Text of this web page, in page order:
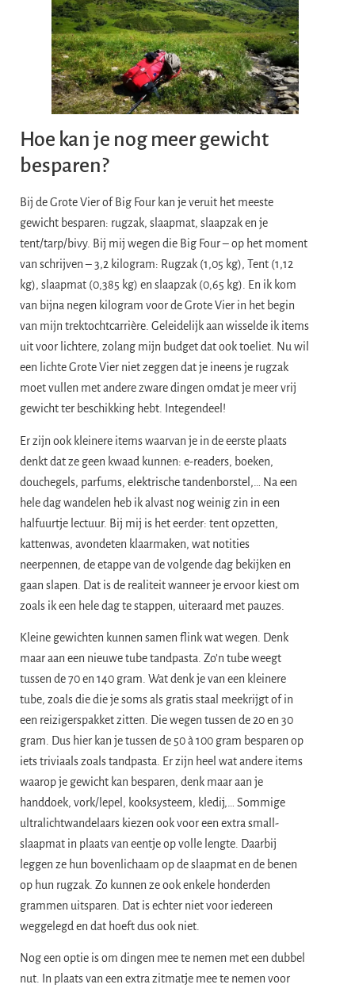
Hoe kan je nog meer gewicht
besparen?
Bij de Grote Vier of Big Four kan je veruit het meeste
gewicht besparen: rugzak, slaapmat, slaapzak en je
tent/tarp/bivy. Bij mij wegen die Big Four – op het moment
van schrijven – 3,2 kilogram: Rugzak (1,05 kg), Tent (1,12
kg), slaapmat (0,385 kg) en slaapzak (0,65 kg). En ik kom
van bijna negen kilogram voor de Grote Vier in het begin
van mijn trektochtcarrière. Geleidelijk aan wisselde ik items
uit voor lichtere, zolang mijn budget dat ook toeliet. Nu wil
een lichte Grote Vier niet zeggen dat je ineens je rugzak
moet vullen met andere zware dingen omdat je meer vrij
gewicht ter beschikking hebt. Integendeel!
Er zijn ook kleinere items waarvan je in de eerste plaats
denkt dat ze geen kwaad kunnen: e-readers, boeken,
douchegels, parfums, elektrische tandenborstel,… Na een
hele dag wandelen heb ik alvast nog weinig zin in een
halfuurtje lectuur. Bij mij is het eerder: tent opzetten,
kattenwas, avondeten klaarmaken, wat notities
neerpennen, de etappe van de volgende dag bekijken en
gaan slapen. Dat is de realiteit wanneer je ervoor kiest om
zoals ik een hele dag te stappen, uiteraard met pauzes.
Kleine gewichten kunnen samen flink wat wegen. Denk
maar aan een nieuwe tube tandpasta. Zo’n tube weegt
tussen de 70 en 140 gram. Wat denk je van een kleinere
tube, zoals die die je soms als gratis staal meekrijgt of in
een reizigerspakket zitten. Die wegen tussen de 20 en 30
gram. Dus hier kan je tussen de 50 à 100 gram besparen op
iets triviaals zoals tandpasta. Er zijn heel wat andere items
waarop je gewicht kan besparen, denk maar aan je
handdoek, vork/lepel, kooksysteem, kledij,… Sommige
ultralichtwandelaars kiezen ook voor een extra small-
slaapmat in plaats van eentje op volle lengte. Daarbij
leggen ze hun bovenlichaam op de slaapmat en de benen
op hun rugzak. Zo kunnen ze ook enkele honderden
grammen uitsparen. Dat is echter niet voor iedereen
weggelegd en dat hoeft dus ook niet.
Nog een optie is om dingen mee te nemen met een dubbel
nut. In plaats van een extra zitmatje mee te nemen voor